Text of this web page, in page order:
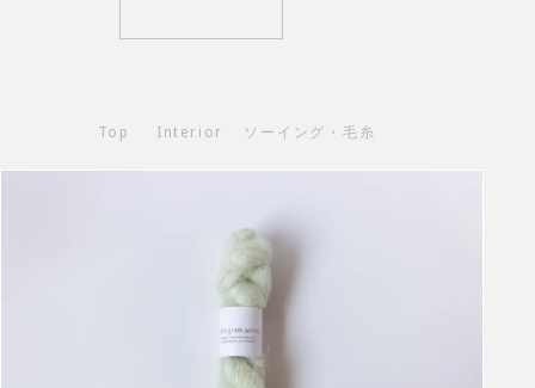
Top Interior ソーイング・毛糸